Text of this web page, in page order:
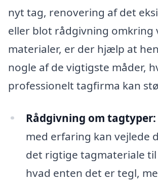
nyt tag, renovering af det
eller blot rådgivning omkring
materialer, er der hjælp at
nogle af de vigtigste måder,
professionelt tagfirma kan
Rådgivning om tagtyper:
med erfaring kan vejlede
det rigtige tagmateriale
hvad enten det er tegl,